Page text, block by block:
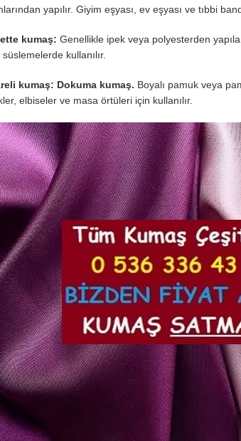
yapılır. Giyim eşyası, ev eşyası ve tıbbi
kumaş: Genellikle ipek veya polyesterden
kullanılır.
kumaş: Dokuma kumaş. Boyalı pamuk veya
elbiseler ve masa örtüleri için kullanılır.